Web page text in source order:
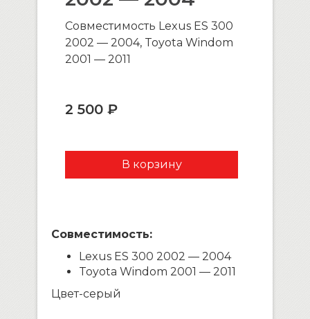
Совместимость Lexus ES 300
2002 — 2004, Toyota Windom
2001 — 2011
2 500 ₽
Совместимость:
Lexus ES 300 2002 — 2004
Toyota Windom 2001 — 2011
Цвет-серый